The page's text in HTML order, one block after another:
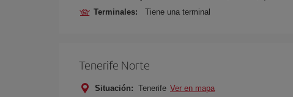
Terminales: Tiene una terminal
Tenerife Norte
Situación: Tenerife Ver en mapa